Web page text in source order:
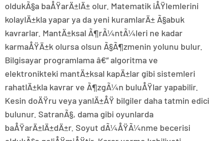
oldukÃ§a baÅŸarÄ±lÄ± olur. Matematik iÅŸlemlerini
kolaylÄ±kla yapar ya da yeni kuramlarÄ± Ã§abuk
kavrarlar. MantÄ±ksal Ã¶rÃ¼ntÃ¼leri ne kadar
karmaÅŸÄ±k olursa olsun Ã§Ã¶zmenin yolunu bulur.
Bilgisayar programlama â€“ algoritma ve
elektronikteki mantÄ±ksal kapÄ±lar gibi sistemleri
rahatlÄ±kla kavrar ve Ã¶zgÃ¼n buluÅŸlar yapabilir.
Kesin doÄŸru veya yanlÄ±ÅŸ bilgiler daha tatmin edici
bulunur. SatranÃ§, dama gibi oyunlarda
baÅŸarÄ±lÄ±dÄ±r. Soyut dÃ¼ÅŸÃ¼nme becerisi